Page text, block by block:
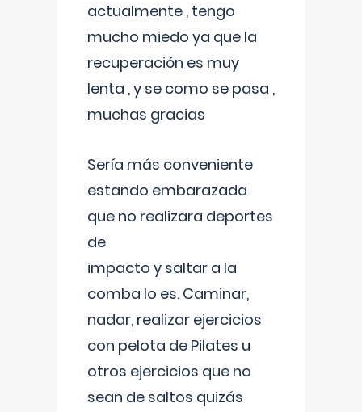
actualmente , tengo
mucho miedo ya que la
recuperación es muy
lenta , y se como se pasa ,
muchas gracias
Sería más conveniente
estando embarazada
que no realizara deportes
de
impacto y saltar a la
comba lo es. Caminar,
nadar, realizar ejercicios
con pelota de Pilates u
otros ejercicios que no
sean de saltos quizás